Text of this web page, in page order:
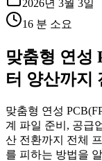
2026년 3월 3일
16 분 소요
맞춤형 연성
터 양산까지
맞춤형 연성
계 파일 준비, 공급
산 전환까지 전체
를 피하는 방법을